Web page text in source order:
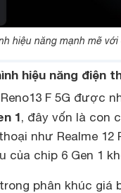
hiệu năng mạnh mẽ
hiệu năng điện
F 5G được
1, đây vốn là con
như Realme
của chip 6 Gen 1
phân khúc giá